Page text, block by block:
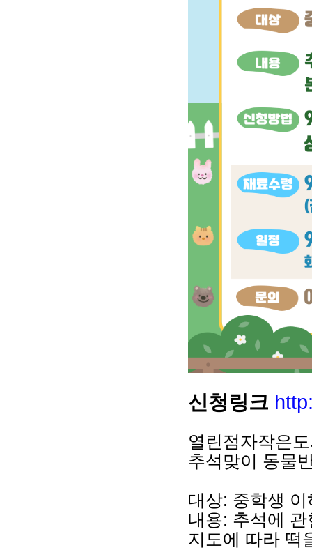
신청링크
열린점자작은
추석맞이 동물
대상: 중학생
내용: 추석에
지도에 따라 떡